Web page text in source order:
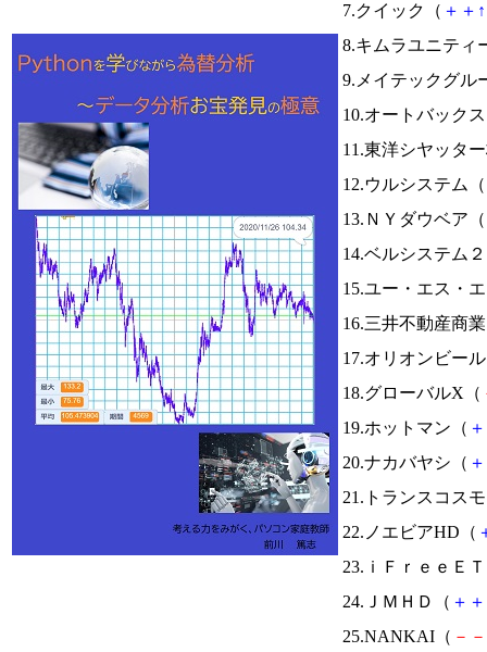
7.クイック（ ＋ ＋ ↑
8.キムラユニティ
9.メイテックグル
10.オートバック
11.東洋シヤッタ
12.ウルシステム（
13.ＮＹダウベア（
14.ベルシステム
15.ユー・エス・
16.三井不動産商
17.オリオンビー
18.グローバルX（
19.ホットマン（ ＋
20.ナカバヤシ（ ＋
21.トランスコス
22.ノエビアHD（
23.ｉＦｒｅｅＥ
24.ＪＭＨＤ（ ＋ ＋
25.NANKAI（ － －